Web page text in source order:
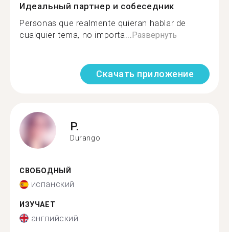
Идеальный партнер и собеседник
Personas que realmente quieran hablar de
cualquier tema, no importa... Развернуть
Скачать приложение
P.
Durango
СВОБОДНЫЙ
испанский
ИЗУЧАЕТ
английский